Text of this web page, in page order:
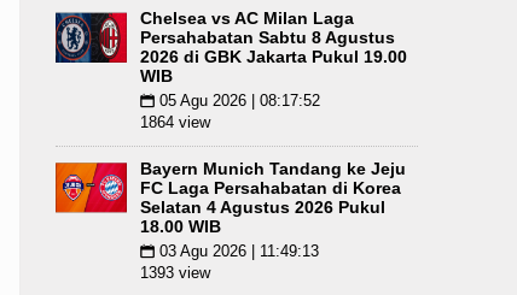
Chelsea vs AC Milan Laga
Persahabatan Sabtu 8 Agustus
2026 di GBK Jakarta Pukul 19.00
WIB
📅 05 Agu 2026 | 08:17:52
1864 view
Bayern Munich Tandang ke Jeju
FC Laga Persahabatan di Korea
Selatan 4 Agustus 2026 Pukul
18.00 WIB
📅 03 Agu 2026 | 11:49:13
1393 view